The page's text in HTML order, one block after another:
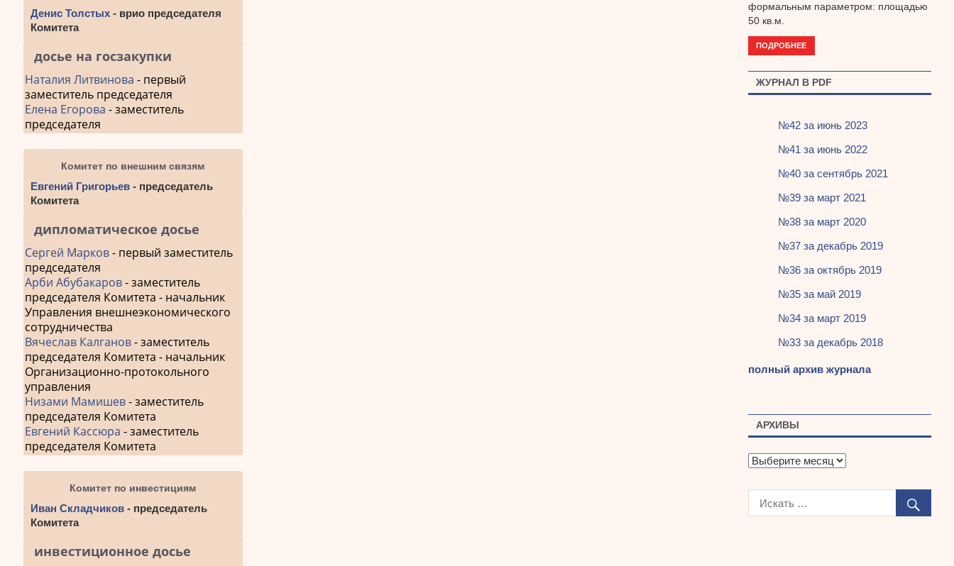
Денис Толстых - врио председателя
Комитета
досье на госзакупки
Наталия Литвинова - первый
заместитель председателя
Елена Егорова - заместитель
председателя
Комитет по внешним связям
Евгений Григорьев - председатель
Комитета
дипломатическое досье
Сергей Марков- первый заместитель
председателя
Арби Абубакаров- заместитель
председателя Комитета - начальник
Управления внешнеэкономического
сотрудничества
Вячеслав Калганов- заместитель
председателя Комитета - начальник
Организационно-протокольного
управления
Низами Мамишев- заместитель
председателя Комитета
Евгений Кассюра - заместитель
председателя Комитета
Комитет по инвестициям
Иван Складчиков - председатель
Комитета
инвестиционное досье
формальным параметром: площадью
50 кв.м.
ПОДРОБНЕЕ
ЖУРНАЛ В PDF
№42 за июнь 2023
№41 за июнь 2022
№40 за сентябрь 2021
№39 за март 2021
№38 за март 2020
№37 за декабрь 2019
№36 за октябрь 2019
№35 за май 2019
№34 за март 2019
№33 за декабрь 2018
полный архив журнала
АРХИВЫ
А
х
в